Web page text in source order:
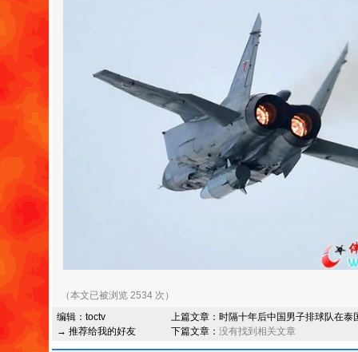
（本文已被浏览 2534 次）
编辑： toctv
→ 推荐给我的好友
上篇文章： 时隔十年后中国男子排球队在泰
下篇文章： 没有找到相关文章